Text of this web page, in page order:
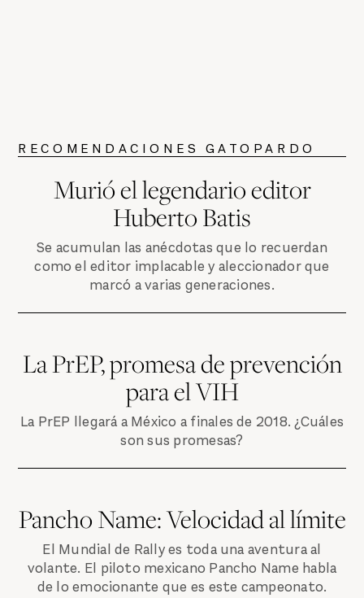
RECOMENDACIONES GATOPARDO
Murió el legendario editor
Huberto Batis
Se acumulan las anécdotas que lo recuerdan
como el editor implacable y aleccionador que
marcó a varias generaciones.
La PrEP, promesa de prevención
para el VIH
La PrEP llegará a México a finales de 2018. ¿Cuáles
son sus promesas?
Pancho Name: Velocidad al límite
El Mundial de Rally es toda una aventura al
volante. El piloto mexicano Pancho Name habla
de lo emocionante que es este campeonato.